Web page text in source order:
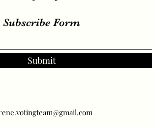
Subscribe Form
Submit